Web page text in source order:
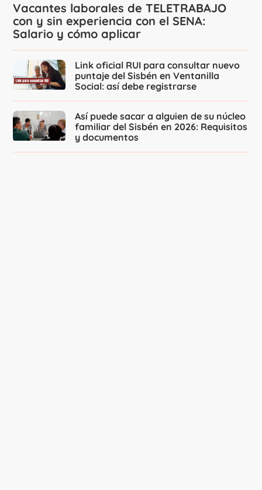
Vacantes laborales de TELETRABAJO
con y sin experiencia con el SENA:
Salario y cómo aplicar
Link oficial RUI para consultar nuevo
puntaje del Sisbén en Ventanilla
Social: así debe registrarse
Así puede sacar a alguien de su núcleo
familiar del Sisbén en 2026: Requisitos
y documentos